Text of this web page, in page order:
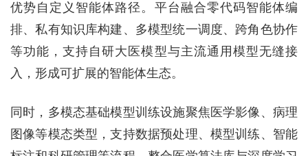
优势自定义智能体路径。平台融合零代码智能体编
排、私有知识库构建、多模型统一调度、跨角色协作
等功能，支持自研大医模型与主流通用模型无缝接
入，形成可扩展的智能体生态。
同时，多模态基础模型训练设施聚焦医学影像、病理
图像等模态类型，支持数据预处理、模型训练、智能